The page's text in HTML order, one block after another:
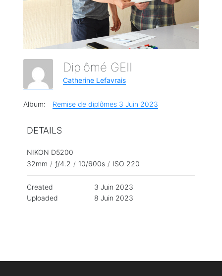
Diplômé GEII
Catherine Lefavrais
Album: Remise de diplômes 3 Juin 2023
DETAILS
NIKON D5200
32mm / ƒ/4.2 / 10/600s / ISO 220
Created
3 Juin 2023
Uploaded
8 Juin 2023